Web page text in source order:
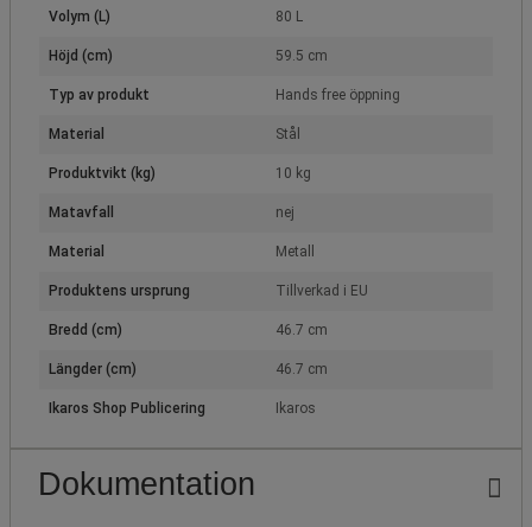
Volym (L) 80 L
Höjd (cm) 59.5 cm
Typ av produkt Hands free öppning
Material Stål
Produktvikt (kg) 10 kg
Matavfall nej
Material Metall
Produktens ursprung Tillverkad i EU
Bredd (cm) 46.7 cm
Längder (cm) 46.7 cm
Ikaros Shop Publicering Ikaros
Dokumentation